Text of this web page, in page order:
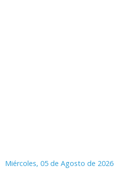
Miércoles, 05 de Agosto de 2026